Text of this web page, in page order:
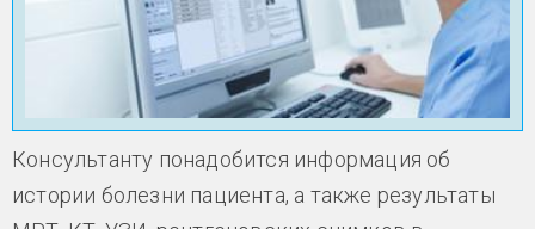
Консультанту понадобится информация об
истории болезни пациента, а также результаты